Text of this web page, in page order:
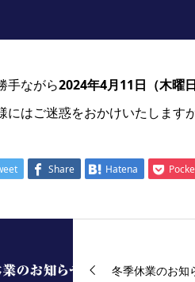
手ながら2024年4月11日（木曜日
にはご迷惑をおかけいたします
Share Hatena
冬季休業のお知